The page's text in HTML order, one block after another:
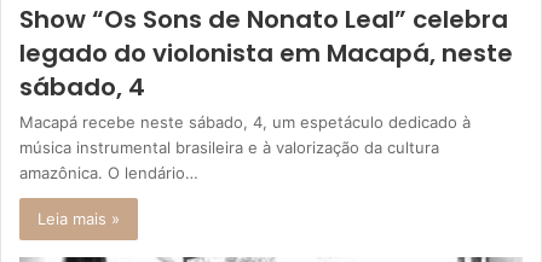
Show “Os Sons de Nonato Leal” celebra
legado do violonista em Macapá, neste
sábado, 4
Macapá recebe neste sábado, 4, um espetáculo dedicado à
música instrumental brasileira e à valorização da cultura
amazônica. O lendário…
Leia mais »